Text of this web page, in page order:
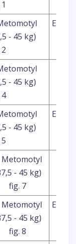
ELLER
ELLER
ELLER